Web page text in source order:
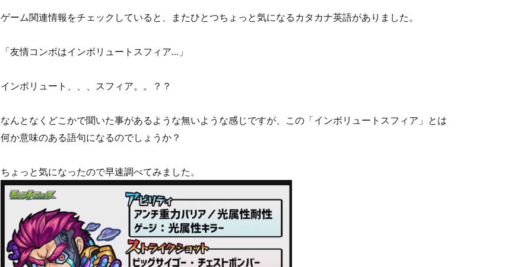
ゲーム関連情報をチェックしていると、またひとつちょっと気になるカタカナ英語がありました。
「友情コンボはインボリュートスフィア…」
インボリュート、、、スフィア。。？？
なんとなくどこかで聞いた事があるような無いような感じですが、この「インボリュートスフィア」とは
何か意味のある語句になるのでしょうか？
ちょっと気になったので早速調べてみました。